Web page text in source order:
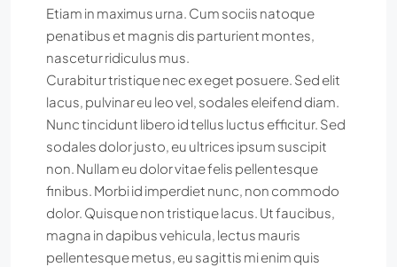
Etiam in maximus urna. Cum sociis natoque
penatibus et magnis dis parturient montes,
nascetur ridiculus mus.
Curabitur tristique nec ex eget posuere. Sed elit
lacus, pulvinar eu leo vel, sodales eleifend diam.
Nunc tincidunt libero id tellus luctus efficitur. Sed
sodales dolor justo, eu ultrices ipsum suscipit
non. Nullam eu dolor vitae felis pellentesque
finibus. Morbi id imperdiet nunc, non commodo
dolor. Quisque non tristique lacus. Ut faucibus,
magna in dapibus vehicula, lectus mauris
pellentesque metus, eu sagittis mi enim quis